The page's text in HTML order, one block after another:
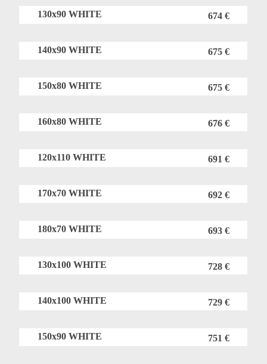
130x90 WHITE 674 €
140x90 WHITE 675 €
150x80 WHITE 675 €
160x80 WHITE 676 €
120x110 WHITE 691 €
170x70 WHITE 692 €
180x70 WHITE 693 €
130x100 WHITE 728 €
140x100 WHITE 729 €
150x90 WHITE 751 €